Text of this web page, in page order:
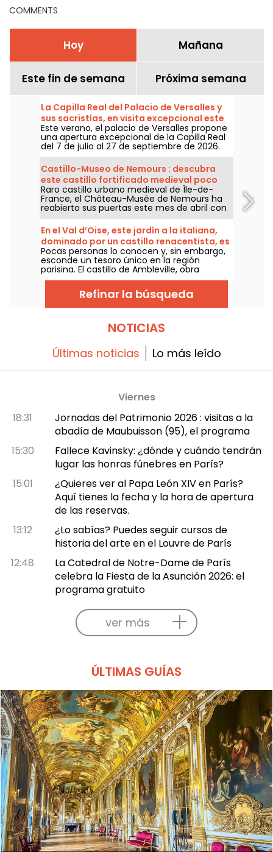
COMMENTS
Hoy Mañana
Este fin de semana Próxima semana
La Capilla Real del Palacio de Versalles y
sus sacristías, en visita excepcional este
verano de 2026
Este verano, el palacio de Versalles propone
una apertura excepcional de la Capilla Real
del 7 de julio al 27 de septiembre de 2026.
Una ocasión para admirar su nave, su techo
pintado, sus sacristías, su marquetería de
piedra y tantas otras bellezas.
Castillo-Museo de Nemours : descubra
este castillo fortificado medieval poco
conocido y único en Île-de-France
Raro castillo urbano medieval de Île-de-
France, el Château-Musée de Nemours ha
reabierto sus puertas este mes de abril con
la exposición "Paysages d'eau", a un paso del
Loing, de sus jardines de acceso libre y de
una isla clasificada Natura 2000. Es una
experiencia que desubica y que merece la
pena desviarse.
En el Val d’Oise, este jardín a la italiana,
dominado por un castillo renacentista, es
un tesoro aún por descubrir.
Pocas personas lo conocen y, sin embargo,
esconde un tesoro único en la región
parisina. El castillo de Ambleville, obra
maestra del Renacimiento, revela un
hermoso jardín a la italiana en terrazas,
clasificado y etiquetado como « Jardín
notable ». Les invitamos a descubrir esta
Refinar la búsqueda
NOTICIAS
Últimas noticias Lo más leído
Viernes
18:31
Jornadas del Patrimonio 2026 : visitas a la
abadía de Maubuisson (95), el programa
15:30
Fallece Kavinsky: ¿dónde y cuándo tendrán
lugar las honras fúnebres en París?
15:01
¿Quieres ver al Papa León XIV en París?
Aquí tienes la fecha y la hora de apertura
de las reservas.
13:12
¿Lo sabías? Puedes seguir cursos de
historia del arte en el Louvre de París
12:48
La Catedral de Notre-Dame de París
celebra la Fiesta de la Asunción 2026: el
programa gratuito
ver más
ÚLTIMAS GUÍAS